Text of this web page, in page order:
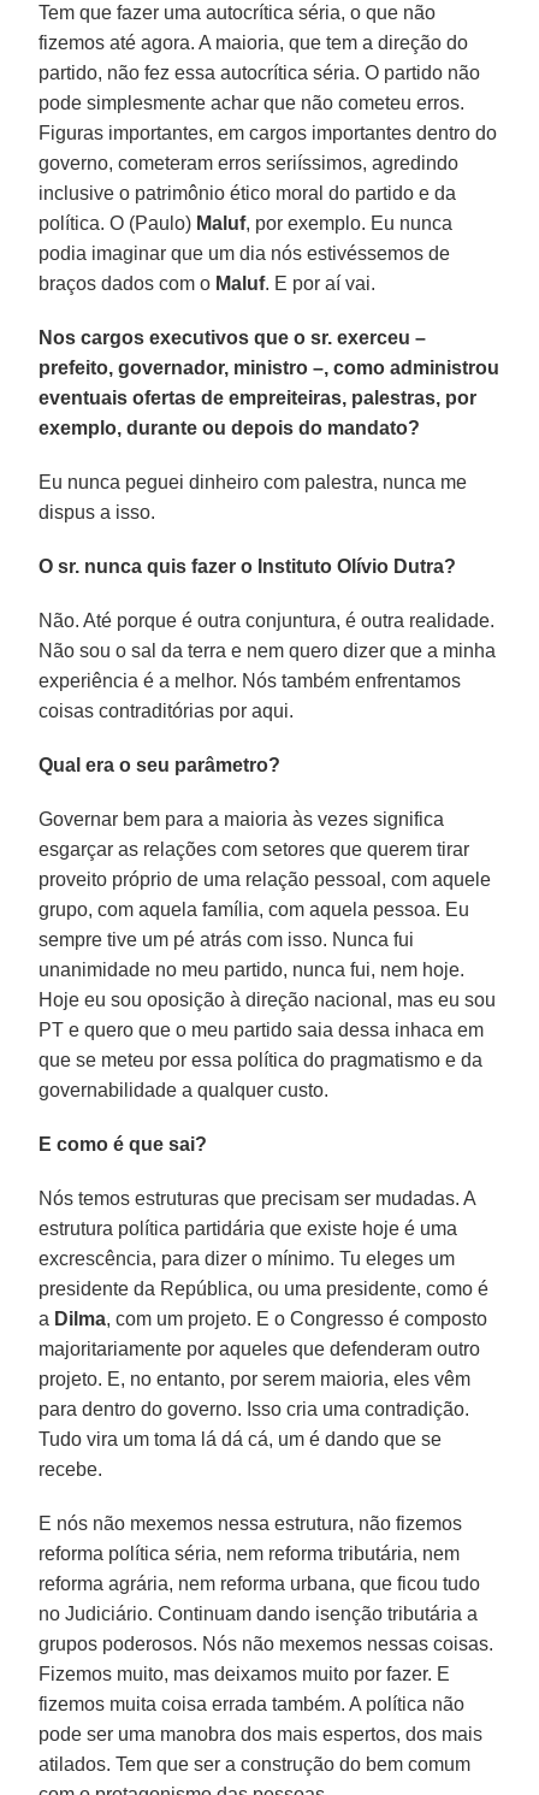
Tem que fazer uma autocrítica séria, o que não
fizemos até agora. A maioria, que tem a direção do
partido, não fez essa autocrítica séria. O partido não
pode simplesmente achar que não cometeu erros.
Figuras importantes, em cargos importantes dentro do
governo, cometeram erros seriíssimos, agredindo
inclusive o patrimônio ético moral do partido e da
política. O (Paulo) Maluf, por exemplo. Eu nunca
podia imaginar que um dia nós estivéssemos de
braços dados com o Maluf. E por aí vai.
Nos cargos executivos que o sr. exerceu –
prefeito, governador, ministro –, como administrou
eventuais ofertas de empreiteiras, palestras, por
exemplo, durante ou depois do mandato?
Eu nunca peguei dinheiro com palestra, nunca me
dispus a isso.
O sr. nunca quis fazer o Instituto Olívio Dutra?
Não. Até porque é outra conjuntura, é outra realidade.
Não sou o sal da terra e nem quero dizer que a minha
experiência é a melhor. Nós também enfrentamos
coisas contraditórias por aqui.
Qual era o seu parâmetro?
Governar bem para a maioria às vezes significa
esgarçar as relações com setores que querem tirar
proveito próprio de uma relação pessoal, com aquele
grupo, com aquela família, com aquela pessoa. Eu
sempre tive um pé atrás com isso. Nunca fui
unanimidade no meu partido, nunca fui, nem hoje.
Hoje eu sou oposição à direção nacional, mas eu sou
PT e quero que o meu partido saia dessa inhaca em
que se meteu por essa política do pragmatismo e da
governabilidade a qualquer custo.
E como é que sai?
Nós temos estruturas que precisam ser mudadas. A
estrutura política partidária que existe hoje é uma
excrescência, para dizer o mínimo. Tu eleges um
presidente da República, ou uma presidente, como é
a Dilma, com um projeto. E o Congresso é composto
majoritariamente por aqueles que defenderam outro
projeto. E, no entanto, por serem maioria, eles vêm
para dentro do governo. Isso cria uma contradição.
Tudo vira um toma lá dá cá, um é dando que se
recebe.
E nós não mexemos nessa estrutura, não fizemos
reforma política séria, nem reforma tributária, nem
reforma agrária, nem reforma urbana, que ficou tudo
no Judiciário. Continuam dando isenção tributária a
grupos poderosos. Nós não mexemos nessas coisas.
Fizemos muito, mas deixamos muito por fazer. E
fizemos muita coisa errada também. A política não
pode ser uma manobra dos mais espertos, dos mais
atilados. Tem que ser a construção do bem comum